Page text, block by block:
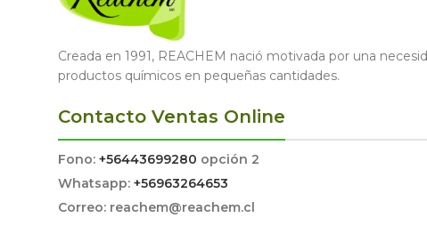
Creada en 1991, REACHEM nació motivada por una
productos químicos en pequeñas cantidades.
Contacto Ventas Online
Fono: +56443699280 opción 2
Whatsapp: +56963264653
Correo: reachem@reachem.cl